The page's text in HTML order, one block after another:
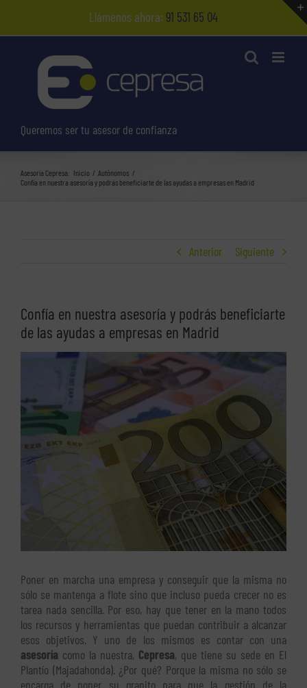
contenido
Llámenos ahora: 91 531 65 04
Queremos ser tu asesor de confianza
Asesoría Cepresa: Inicio
Autónomos
Confía en nuestra asesoría y podrás beneficiarte de las ayudas a empresas en Madrid
Anterior Siguiente
Confía en nuestra asesoría y podrás beneficiarte
de las ayudas a empresas en Madrid
grande
Poner en marcha una empresa y conseguir que la misma no
sólo se mantenga a flote sino que incluso pueda crecer no es
tarea nada sencilla. Por eso, hay que tener en la mano todos
los recursos y herramientas que puedan contribuir a alcanzar
esos objetivos. Y uno de los mismos es contar con una
asesoría como la nuestra, Cepresa, que tiene su sede en El
Plantío (Majadahonda). ¿Por qué? Porque la misma no sólo se
encarga de poner su granito para que la gestión de la